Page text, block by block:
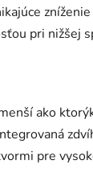
pri nižšej
ako
pre